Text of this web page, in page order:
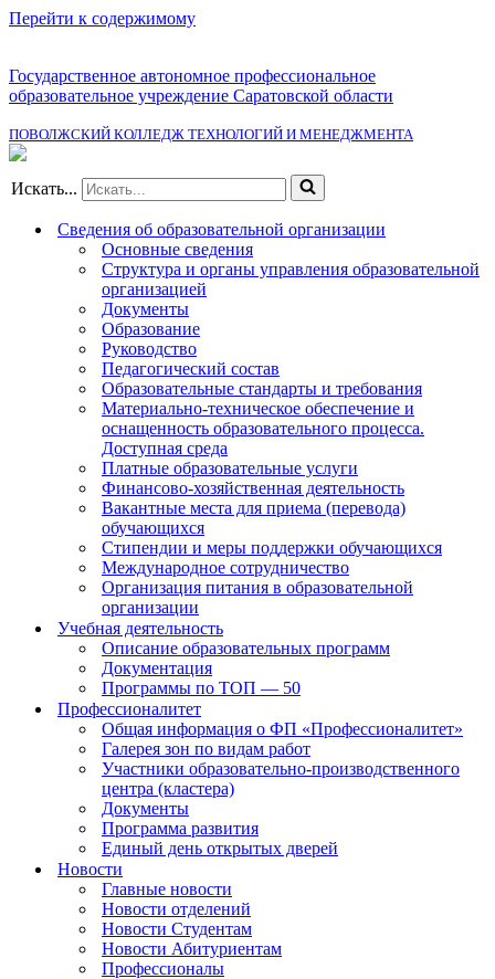
Перейти к содержимому
Государственное автономное профессиональное
образовательное учреждение Саратовской области
ПОВОЛЖСКИЙ КОЛЛЕДЖ ТЕХНОЛОГИЙ И МЕНЕДЖМЕНТА
Искать...
Сведения об образовательной организации
Основные сведения
Структура и органы управления образовательной
организацией
Документы
Образование
Руководство
Педагогический состав
Образовательные стандарты и требования
Материально-техническое обеспечение и
оснащенность образовательного процесса.
Доступная среда
Платные образовательные услуги
Финансово-хозяйственная деятельность
Вакантные места для приема (перевода)
обучающихся
Стипендии и меры поддержки обучающихся
Международное сотрудничество
Организация питания в образовательной
организации
Учебная деятельность
Описание образовательных программ
Документация
Программы по ТОП — 50
Профессионалитет
Общая информация о ФП «Профессионалитет»
Галерея зон по видам работ
Участники образовательно-производственного
центра (кластера)
Документы
Программа развития
Единый день открытых дверей
Новости
Главные новости
Новости отделений
Новости Студентам
Новости Абитуриентам
Профессионалы